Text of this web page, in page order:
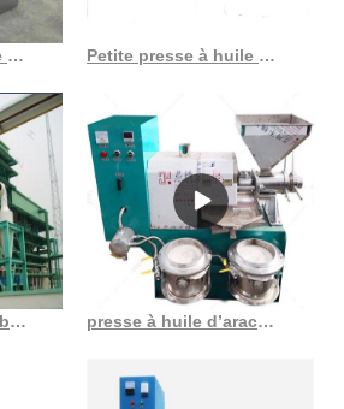
Petite presse à huile de colza et de lin, machine à huile au Burundi Petite presse à huile électrique automatique de haute qualité au Togo
Presse à huile portable, économie d’énergie, meilleure vente presse à huile d’arachide avec système de filtre fabricants vic f3a au Gabon